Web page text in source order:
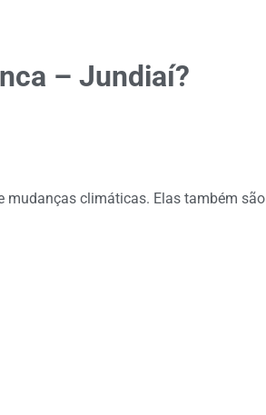
– Jundiaí?
mudanças climáticas. Elas também são